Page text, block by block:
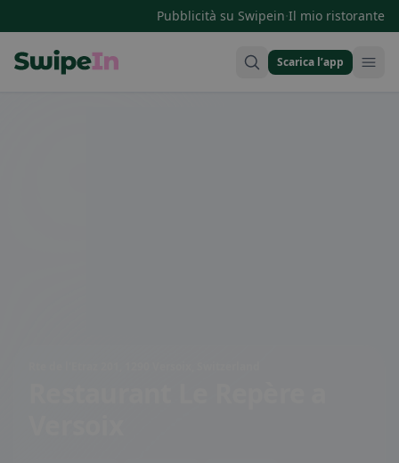
Pubblicità su Swipein·Il mio ristorante
Scarica l’app